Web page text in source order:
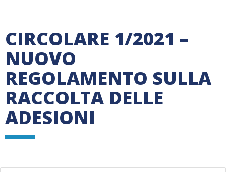
CIRCOLARE 1/2021 –
NUOVO
REGOLAMENTO SULLA
RACCOLTA DELLE
ADESIONI